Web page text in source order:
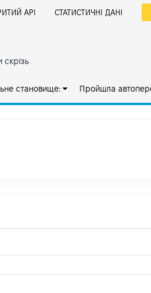
АРІ СТАТИСТИЧНІ ДАНІ
скрізь
становище: Пройшла